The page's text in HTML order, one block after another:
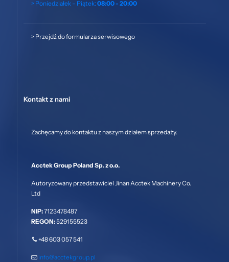
> Poniedziałek – Piątek: 08:00 - 20:00
> Przejdź do formularza serwisowego
Kontakt z nami
Zachęcamy do kontaktu z naszym działem sprzedaży.
Acctek Group Poland Sp. z o.o.
Autoryzowany przedstawiciel Jinan Acctek Machinery Co.
Ltd
NIP:7123478487
REGON:529155523
+48 603 057 541
info@acctekgroup.pl